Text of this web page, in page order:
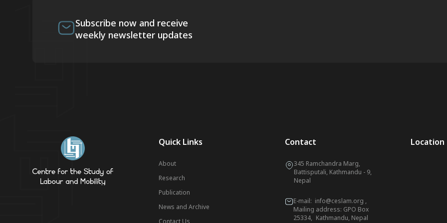
Subscribe now and receive
weekly newsletter updates
Quick Links
About
Research
Publication
News and Archive
Contact Us
Contact
345 Ramchandra Marg,
Battisputali, Kathmandu - 9,
Nepal
E-mail: info@ceslam.org ,
Mailing address: GPO Box
25334, Kathmandu, Nepal
Location